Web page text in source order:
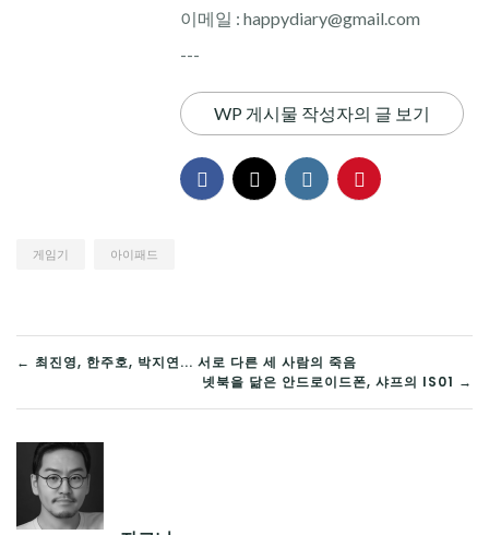
이메일 : happydiary@gmail.com
---
WP 게시물 작성자의 글 보기
게임기 아이패드
글
탐
색
← 최진영, 한주호, 박지연... 서로 다른 세 사람의 죽음
넷북을 닮은 안드로이드폰, 샤프의 IS01 →